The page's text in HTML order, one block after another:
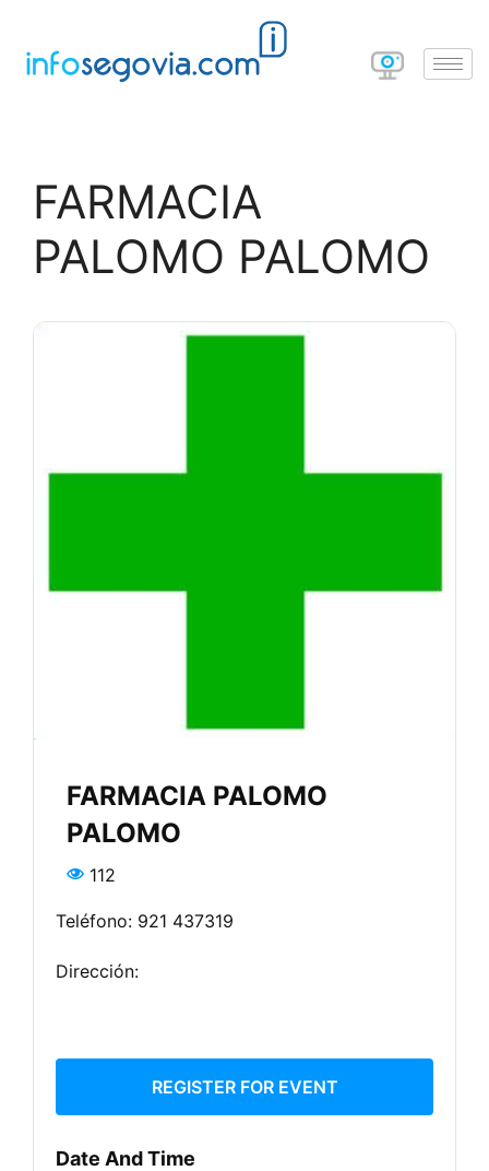
FARMACIA
PALOMO PALOMO
FARMACIA PALOMO
PALOMO
112
Teléfono: 921 437319
Dirección:
REGISTER FOR EVENT
Date And Time